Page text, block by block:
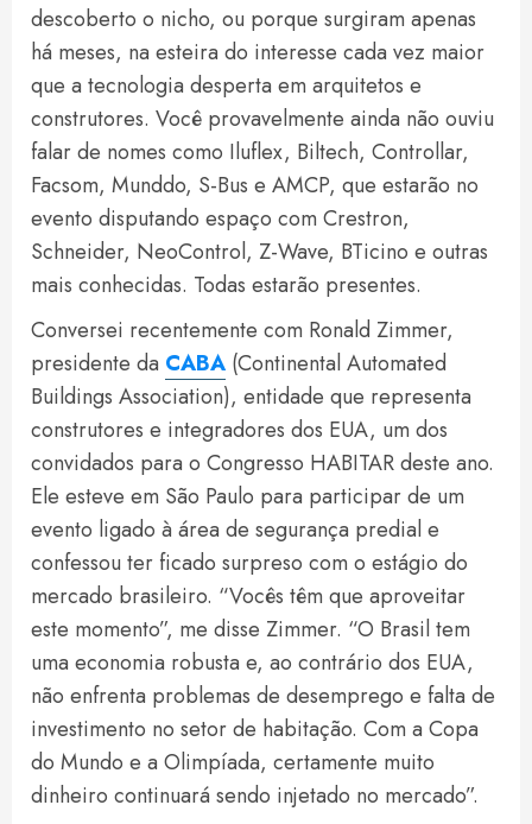
descoberto o nicho, ou porque surgiram apenas
há meses, na esteira do interesse cada vez maior
que a tecnologia desperta em arquitetos e
construtores. Você provavelmente ainda não ouviu
falar de nomes como Iluflex, Biltech, Controllar,
Facsom, Munddo, S-Bus e AMCP, que estarão no
evento disputando espaço com Crestron,
Schneider, NeoControl, Z-Wave, BTicino e outras
mais conhecidas. Todas estarão presentes.
Conversei recentemente com Ronald Zimmer,
presidente da CABA (Continental Automated
Buildings Association), entidade que representa
construtores e integradores dos EUA, um dos
convidados para o Congresso HABITAR deste ano.
Ele esteve em São Paulo para participar de um
evento ligado à área de segurança predial e
confessou ter ficado surpreso com o estágio do
mercado brasileiro. “Vocês têm que aproveitar
este momento”, me disse Zimmer. “O Brasil tem
uma economia robusta e, ao contrário dos EUA,
não enfrenta problemas de desemprego e falta de
investimento no setor de habitação. Com a Copa
do Mundo e a Olimpíada, certamente muito
dinheiro continuará sendo injetado no mercado”.